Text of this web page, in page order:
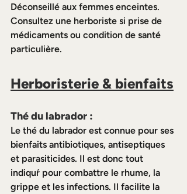
Déconseillé aux femmes enceintes.
Consultez une herboriste si prise de
médicaments ou condition de santé
particulière.
Herboristerie & bienfaits
Thé du labrador :
Le thé du labrador est connue pour ses
bienfaits antibiotiques, antiseptiques
et parasiticides. Il est donc tout
indiquŕ pour combattre le rhume, la
grippe et les infections. Il facilite la